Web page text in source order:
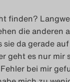
finden?
die anderen
sie da gerade
geht es nur mir
bei mir